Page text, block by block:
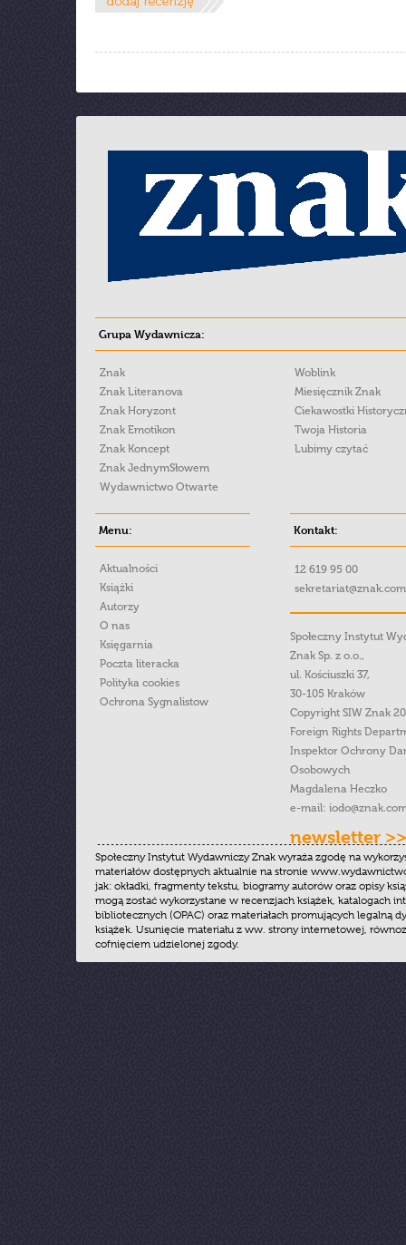
Grupa Wydawnicza:
Znak
Znak Literanova
Znak Horyzont
Znak Emotikon
Znak Koncept
Znak JednymSłowem
Wydawnictwo Otwarte
Woblink
Miesięcznik Znak
Ciekawostki
Twoja Historia
Lubimy czytać
Menu:
Aktualności
Książki
Autorzy
O nas
Księgarnia
Poczta literacka
Polityka cookies
Ochrona Sygnalistow
Kontakt:
12 619 95 00
Społeczny Instytut
Znak Sp. z o.o.,
ul. Kościuszki 37,
30-105 Kraków
Copyright SIW Znak
Foreign Rights
Inspektor Ochrony
Osobowych
Magdalena Heczko
e-mail:
newsletter >>
Społeczny Instytut Wydawniczy Znak wyraża zgodę na
materiałów dostępnych aktualnie na stronie
jak: okładki, fragmenty tekstu, biogramy autorów oraz opisy
mogą zostać wykorzystane w recenzjach książek, katalogach
bibliotecznych (OPAC) oraz materiałach promujących legalną
książek. Usunięcie materiału z ww. strony internetowej,
cofnięciem udzielonej zgody.